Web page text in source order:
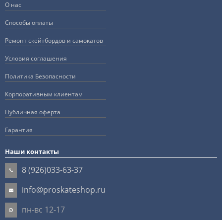
О нас
Способы оплаты
Ремонт скейтбордов и самокатов
Условия соглашения
Политика Безопасности
Корпоративным клиентам
Публичная оферта
Гарантия
Наши контакты
8 (926)033-63-37
info@proskateshop.ru
пн-вс 12-17